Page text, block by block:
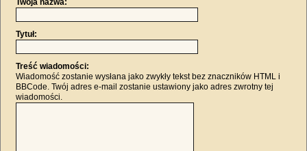
Twoja nazwa:
Tytuł:
Treść wiadomości:
Wiadomość zostanie wysłana jako zwykły tekst bez znaczników HTML i
BBCode. Twój adres e-mail zostanie ustawiony jako adres zwrotny tej
wiadomości.